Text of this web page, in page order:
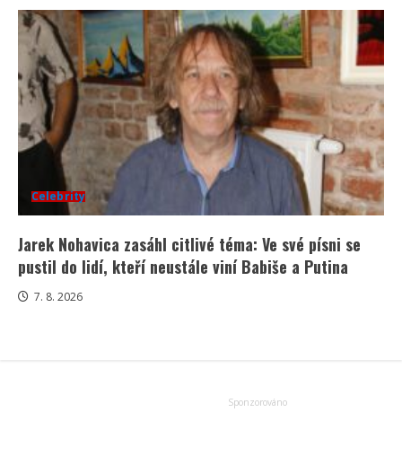
Celebrity
Jarek Nohavica zasáhl citlivé téma: Ve své písni se
pustil do lidí, kteří neustále viní Babiše a Putina
7. 8. 2026